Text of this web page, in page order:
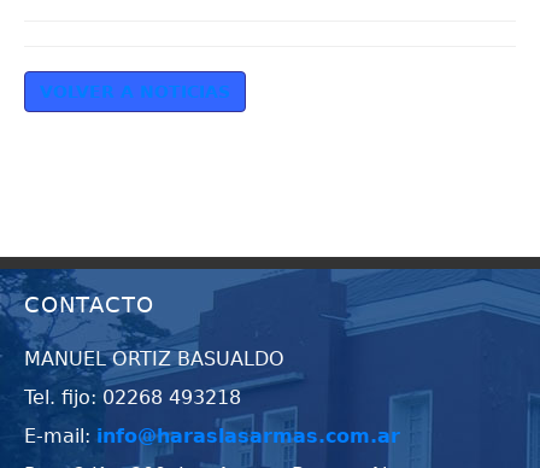
VOLVER A NOTICIAS
CONTACTO
MANUEL ORTIZ BASUALDO
Tel. fijo: 02268 493218
E-mail: info@haraslasarmas.com.ar